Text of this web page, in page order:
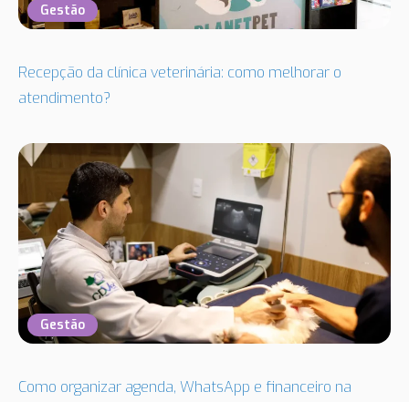
Gestão
Recepção da clínica veterinária: como melhorar o
atendimento?
Gestão
Como organizar agenda, WhatsApp e financeiro na